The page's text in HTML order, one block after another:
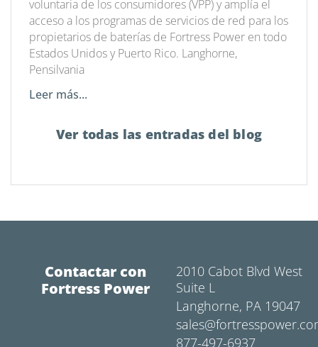
voluntaria de los consumidores (VPP) y amplía el
acceso a los programas de servicios de red para los
propietarios de baterías de Fortress Power en todo
Estados Unidos y Puerto Rico. Langhorne,
Pensilvania
Leer más...
Ver todas las entradas del blog
Contactar con
Fortress Power
2010 Cabot Blvd West
Suite L
Langhorne, PA 19047
877-497-6937